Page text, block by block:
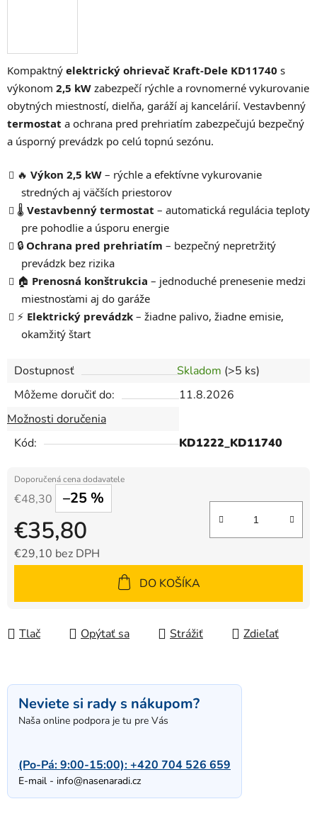
Kompaktný elektrický ohrievač Kraft-Dele KD11740 s
výkonom 2,5 kW zabezpečí rýchle a rovnomerné vykurovanie
obytných miestností, dielňa, garáží aj kancelárií. Vestavbenný
termostat a ochrana pred prehriatím zabezpečujú bezpečný
a úsporný prevádzk po celú topnú sezónu.
🔥 Výkon 2,5 kW – rýchle a efektívne vykurovanie
stredných aj väčších priestorov
🌡️ Vestavbenný termostat – automatická regulácia teploty
pre pohodlie a úsporu energie
🔒 Ochrana pred prehriatím – bezpečný nepretržitý
prevádzk bez rizika
🏠 Prenosná konštrukcia – jednoduché prenesenie medzi
miestnosťami aj do garáže
⚡ Elektrický prevádzk – žiadne palivo, žiadne emisie,
okamžitý štart
Dostupnosť Skladom (>5 ks)
Môžeme doručiť do:
11.8.2026
Možnosti doručenia
Kód:
KD1222_KD11740
€48,30 –25 %
€35,80
€29,10 bez DPH
DO KOŠÍKA
Tlač Opýtať sa Strážiť Zdieľať
Neviete si rady s nákupom?
Naša online podpora je tu pre Vás
(Po-Pá: 9:00-15:00):+420 704 526 659
E-mail - info@nasenaradi.cz